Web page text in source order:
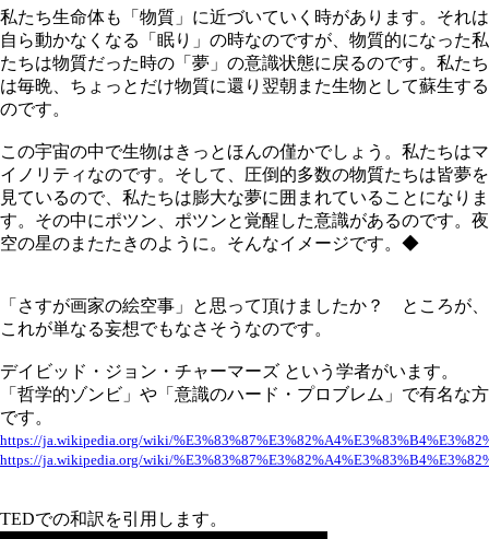
私たち生命体も「物質」に近づいていく時があります。それは
自ら動かなくなる「眠り」の時なのですが、物質的になった私
たちは物質だった時の「夢」の意識状態に戻るのです。私たち
は毎晩、ちょっとだけ物質に還り翌朝また生物として蘇生する
のです。
この宇宙の中で生物はきっとほんの僅かでしょう。私たちはマ
イノリティなのです。そして、圧倒的多数の物質たちは皆夢を
見ているので、私たちは膨大な夢に囲まれていることになりま
す。その中にポツン、ポツンと覚醒した意識があるのです。夜
空の星のまたたきのように。そんなイメージです。◆
「さすが画家の絵空事」と思って頂けましたか？ ところが、
これが単なる妄想でもなさそうなのです。
デイビッド・ジョン・チャーマーズ という学者がいます。
「哲学的ゾンビ」や「意識のハード・プロブレム」で有名な方
です。
https://ja.wikipedia.org/wiki/
https://ja.wikipedia.org/wiki/
TEDでの和訳を引用します。